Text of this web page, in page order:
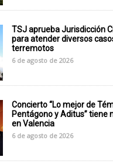
TSJ aprueba Jurisdicción
para atender diversos
terremotos
6 de agosto de 2026
Concierto “Lo mejor de
Pentágono y Aditus” tiene
en Valencia
6 de agosto de 2026